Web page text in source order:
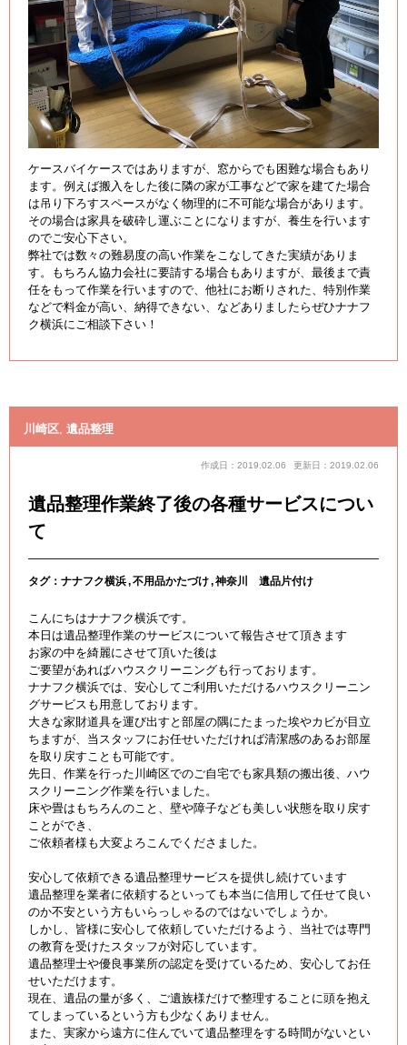
ケースバイケースではありますが、窓からでも困難な場合もあり
ます。例えば搬入をした後に隣の家が工事などで家を建てた場合
は吊り下ろすスペースがなく物理的に不可能な場合があります。
その場合は家具を破砕し運ぶことになりますが、養生を行います
のでご安心下さい。
弊社では数々の難易度の高い作業をこなしてきた実績がありま
す。もちろん協力会社に要請する場合もありますが、最後まで責
任をもって作業を行いますので、他社にお断りされた、特別作業
などで料金が高い、納得できない、などありましたらぜひナナフ
ク横浜にご相談下さい！
川崎区 遺品整理
作成日：2019.02.06 更新日：2019.02.06
遺品整理作業終了後の各種サービスについ
て
タグ： ナナフク横浜 不用品かたづけ 神奈川 遺品片付け
こんにちはナナフク横浜です。
本日は遺品整理作業のサービスについて報告させて頂きます
お家の中を綺麗にさせて頂いた後は
ご要望があればハウスクリーニングも行っております。
ナナフク横浜では、安心してご利用いただけるハウスクリーニン
グサービスも用意しております。
大きな家財道具を運び出すと部屋の隅にたまった埃やカビが目立
ちますが、当スタッフにお任せいただければ清潔感のあるお部屋
を取り戻すことも可能です。
先日、作業を行った川崎区でのご自宅でも家具類の搬出後、ハウ
スクリーニング作業を行いました。
床や畳はもちろんのこと、壁や障子なども美しい状態を取り戻す
ことができ、
ご依頼者様も大変よろこんでくださました。
安心して依頼できる遺品整理サービスを提供し続けています
遺品整理を業者に依頼するといっても本当に信用して任せて良い
のか不安という方もいらっしゃるのではないでしょうか。
しかし、皆様に安心して依頼していただけるよう、当社では専門
の教育を受けたスタッフが対応しています。
遺品整理士や優良事業所の認定を受けているため、安心してお任
せいただけます。
現在、遺品の量が多く、ご遺族様だけで整理することに頭を抱え
てしまっているという方も少なくありません。
また、実家から遠方に住んでいて遺品整理をする時間がないとい